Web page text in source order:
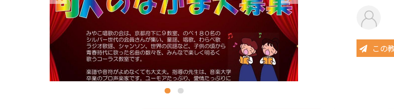
この